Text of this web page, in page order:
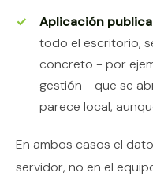
Aplicación
todo el escritorio,
concreto - por
gestión - que se
parece local,
En ambos casos el
servidor, no en el